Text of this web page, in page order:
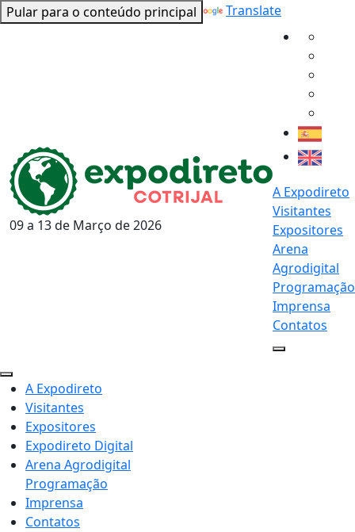
Powered by Translate
Pular para o conteúdo principal
09 a 13 de Março de 2026
A Expodireto
Visitantes
Expositores
Arena
Agrodigital
Programação
Imprensa
Contatos
A Expodireto
Visitantes
Expositores
Expodireto Digital
Arena Agrodigital
Programação
Imprensa
Contatos